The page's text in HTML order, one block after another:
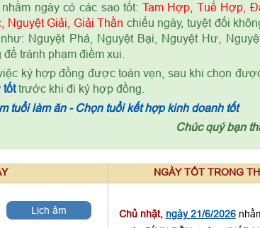
ngày có các sao tốt: Tam Hợp, Tuế Hợp,
Giải, Giải Thần chiếu ngày, tuyệt đối
Nguyệt Phá, Nguyệt Bại, Nguyệt Hư,
tránh phạm điềm xui.
ký hợp đồng được toàn vẹn, sau khi chọn
tốttrước khi đi ký hợp đồng.
tuổi làm ăn - Chọn tuổi kết hợp kinh doanh tốt
Chúc quý bạn
NGÀY TỐT TRONG
Lịch âm Chủ nhật, ngày 21/6/2026